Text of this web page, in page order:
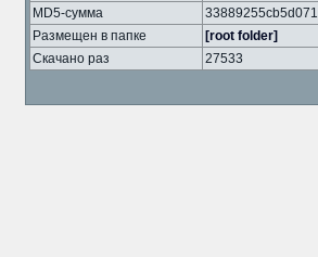
MD5-сумма
Размещен в папке
[root folder]
Скачано раз
27533